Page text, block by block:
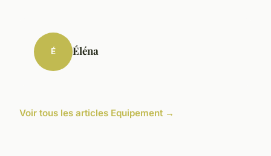
É Éléna
Voir tous les articles Equipement →